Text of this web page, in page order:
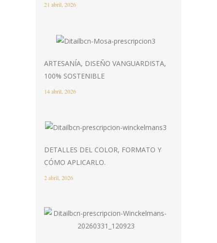
21 abril, 2026
ARTESANÍA, DISEÑO VANGUARDISTA,
100% SOSTENIBLE
14 abril, 2026
DETALLES DEL COLOR, FORMATO Y
CÓMO APLICARLO.
2 abril, 2026